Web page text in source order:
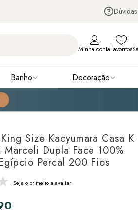
Minha contaFavoritos
Banho Decoração
Size Kacyumara Casa K
Marceli Dupla Face 100%
Percal 200 Fios
Seja o primeiro a avaliar